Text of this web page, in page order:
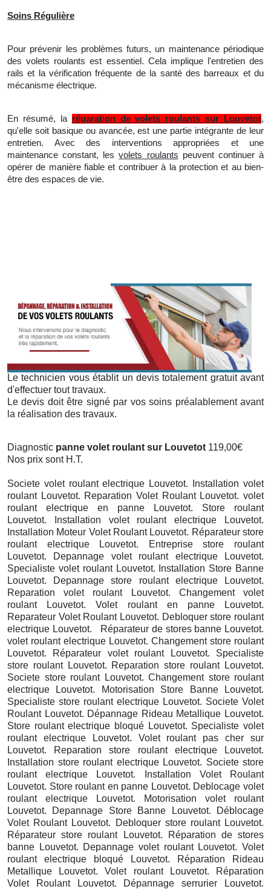
Soins Régulière
Pour prévenir les problèmes futurs, un maintenance périodique
des volets roulants est essentiel. Cela implique l'entretien des
rails et
lavérification fréquente de la santé des barreaux et du
mécanisme électrique.
En résumé, la réparation de volets roulants sur Louvetot,
qu'elle soit basique ou avancée, est une partie intégrante de leur
entretien. Avec des interventions appropriées et une
maintenance constant, lesvolets roulants peuvent continuer à
opérer de manière fiable et contribuer à la protection et au bien-
être des espaces de vie.
Le technicien vous établit un devis totalement gratuit avant
d'effectuer tout travaux.
Le devis doit être signé par vos soins préalablement avant
la réalisation des travaux.
Diagnostic panne volet roulant sur Louvetot 119,00€
Nos prix sont H.T.
Societe volet roulant electrique Louvetot. Installation volet
roulant Louvetot. Reparation Volet Roulant Louvetot. volet
roulant electrique en panne Louvetot. Store roulant
Louvetot. Installation volet roulant electrique Louvetot.
Installation Moteur Volet Roulant Louvetot. Réparateur store
roulant electrique Louvetot. Entreprise store roulant
Louvetot. Depannage volet roulant electrique Louvetot.
Specialiste volet roulant Louvetot. Installation Store Banne
Louvetot. Depannage store roulant electrique Louvetot.
Reparation volet roulant Louvetot. Changement volet
roulant Louvetot. Volet roulant en panne Louvetot.
Reparateur Volet Roulant Louvetot. Debloquer store roulant
electrique Louvetot. Réparateur de stores banne Louvetot.
volet roulant electrique Louvetot. Changement store roulant
Louvetot. Réparateur volet roulant Louvetot. Specialiste
store roulant Louvetot. Reparation store roulant Louvetot.
Societe store roulant Louvetot. Changement store roulant
electrique Louvetot. Motorisation Store Banne Louvetot.
Specialiste store roulant electrique Louvetot. Societe Volet
Roulant Louvetot. Dépannage Rideau Metallique Louvetot.
Store roulant electrique bloqué Louvetot. Specialiste volet
roulant electrique Louvetot. Volet roulant pas cher sur
Louvetot. Reparation store roulant electrique Louvetot.
Installation store roulant electrique Louvetot. Societe store
roulant electrique Louvetot. Installation Volet Roulant
Louvetot. Store roulant en panne Louvetot. Deblocage volet
roulant electrique Louvetot. Motorisation volet roulant
Louvetot. Depannage Store Banne Louvetot. Déblocage
Volet Roulant Louvetot. Debloquer store roulant Louvetot.
Réparateur store roulant Louvetot. Réparation de stores
banne Louvetot. Depannage volet roulant Louvetot. Volet
roulant electrique bloqué Louvetot. Réparation Rideau
Metallique Louvetot. Volet roulant Louvetot. Réparation
Volet Roulant Louvetot. Dépannage serrurier Louvetot.